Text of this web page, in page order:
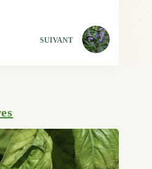
SUIVANT